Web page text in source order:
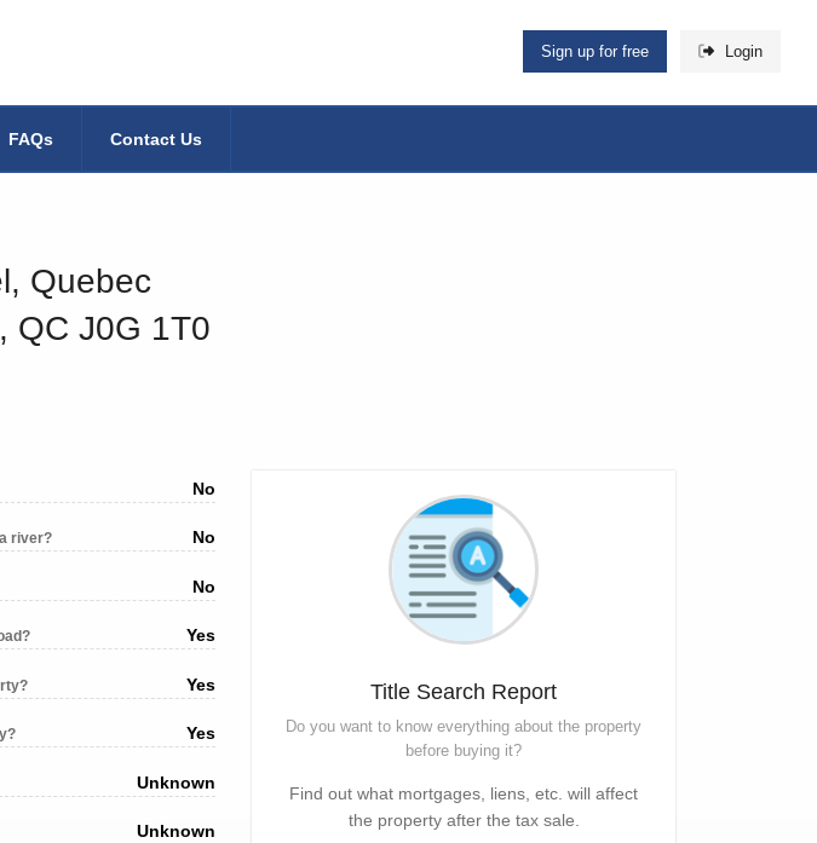
Sign up for free Login
FAQs Contact Us
Quebec
QC J0G 1T0
No
river? No
No
Yes
Yes
Yes
Unknown
Unknown
Title Search Report
Do you want to know everything about the property
before buying it?
Find out what mortgages, liens, etc. will affect
the property after the tax sale.